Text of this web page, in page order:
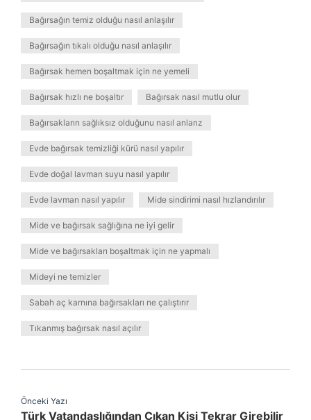
Bağırsağın temiz olduğu nasıl anlaşılır
Bağırsağın tıkalı olduğu nasıl anlaşılır
Bağırsak hemen boşaltmak için ne yemeli
Bağırsak hızlı ne boşaltır Bağırsak nasıl mutlu olur
Bağırsakların sağlıksız olduğunu nasıl anlarız
Evde bağırsak temizliği kürü nasıl yapılır
Evde doğal lavman suyu nasıl yapılır
Evde lavman nasıl yapılır Mide sindirimi nasıl hızlandırılır
Mide ve bağırsak sağlığına ne iyi gelir
Mide ve bağırsakları boşaltmak için ne yapmalı
Mideyi ne temizler
Sabah aç karnına bağırsakları ne çalıştırır
Tıkanmış bağırsak nasıl açılır
Önceki Yazı
Türk Vatandaşlığından Çıkan Kişi Tekrar Girebilir